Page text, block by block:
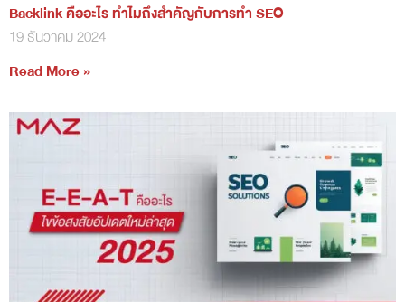
Backlink คืออะไร ทำไมถึงสำคัญกับการทำ SEO
19 ธันวาคม 2024
Read More »